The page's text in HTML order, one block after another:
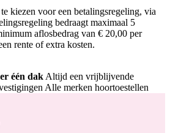
kiezen voor een betalingsregeling, via
bedraagt maximaal 5
aflosbedrag van € 20,00 per
rente of extra kosten.
één dak Altijd een vrijblijvende
Alle merken hoortoestellen